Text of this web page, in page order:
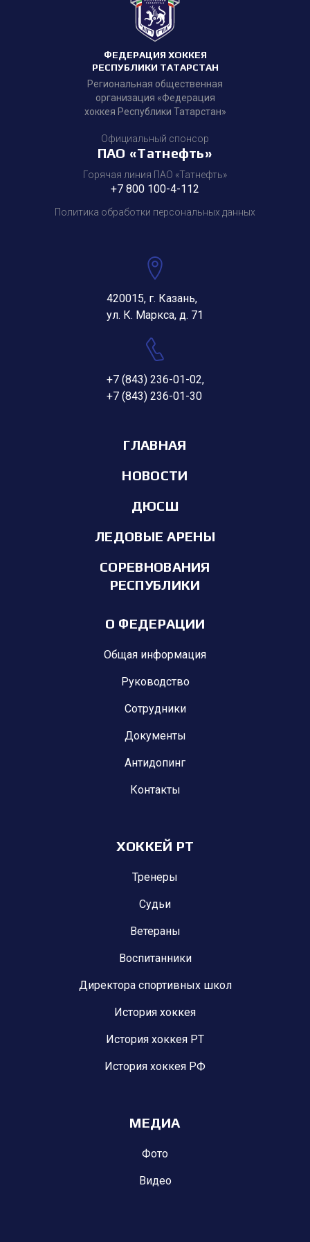
ФЕДЕРАЦИЯ ХОККЕЯ
РЕСПУБЛИКИ ТАТАРСТАН
Региональная общественная
организация «Федерация
хоккея Республики Татарстан»
Официальный спонсор
ПАО «Татнефть»
Горячая линия ПАО «Татнефть»
+7 800 100-4-112
Политика обработки персональных данных
420015, г. Казань,
ул. К. Маркса, д. 71
+7 (843) 236-01-02,
+7 (843) 236-01-30
ГЛАВНАЯ
НОВОСТИ
ДЮСШ
ЛЕДОВЫЕ АРЕНЫ
СОРЕВНОВАНИЯ
РЕСПУБЛИКИ
О ФЕДЕРАЦИИ
Общая информация
Руководство
Сотрудники
Документы
Антидопинг
Контакты
ХОККЕЙ РТ
Тренеры
Судьи
Ветераны
Воспитанники
Директора спортивных школ
История хоккея
История хоккея РТ
История хоккея РФ
МЕДИА
Фото
Видео